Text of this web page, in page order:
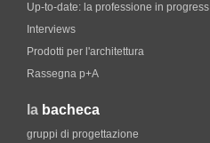
Up-to-date: la professione in progress
Interviews
Prodotti per l'architettura
Rassegna p+A
la bacheca
gruppi di progettazione